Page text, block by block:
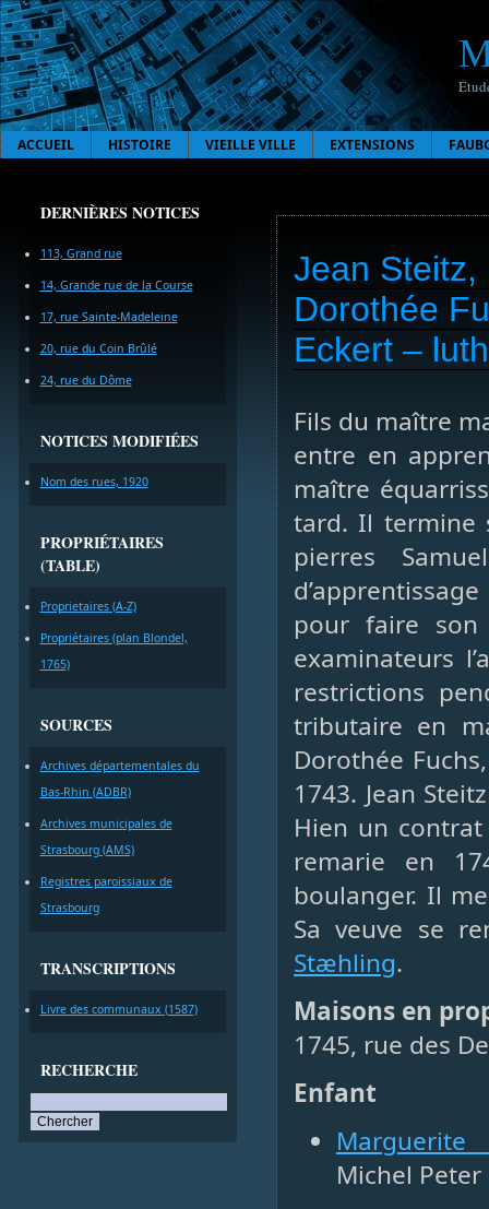
ACCUEIL HISTOIRE VIEILLE VILLE EXTENSIONS
DERNIÈRES NOTICES
113, Grand rue
14, Grande rue de la Course
17, rue Sainte-Madeleine
20, rue du Coin Brûlé
24, rue du Dôme
NOTICES MODIFIÉES
Nom des rues, 1920
PROPRIÉTAIRES
(TABLE)
Proprietaires (A-Z)
Propriétaires (plan Blondel,
1765)
SOURCES
Archives départementales du
Bas-Rhin (ADBR)
Archives municipales de
Strasbourg (AMS)
Registres paroissiaux de
Strasbourg
TRANSCRIPTIONS
Livre des communaux (1587)
RECHERCHE
Jean
Dorothée
Eckert –
Fils du maître
entre en
maître
tard. Il termine
pierres
pour faire son
examinateurs
restrictions
tributaire en
Dorothée
1743. Jean
Hien un
remarie en
boulanger. Il
Sa veuve se
Stæhling.
Maisons en
1745, rue des
Enfant
Marguerite
Michel Peter